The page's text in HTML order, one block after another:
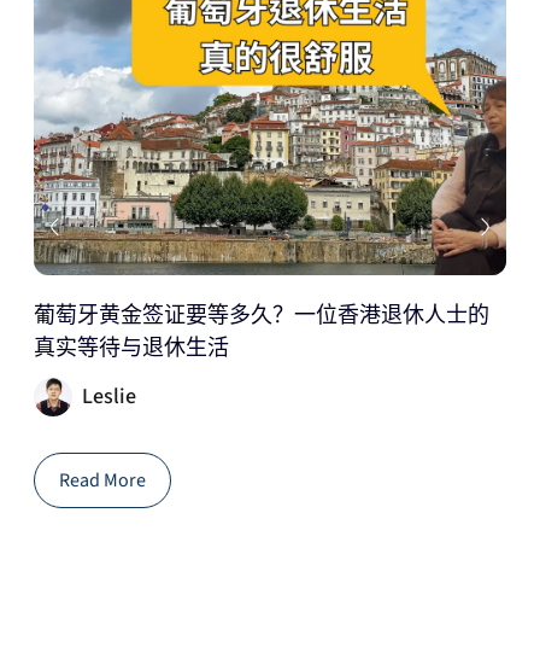
葡萄牙黄金签证要等多久？一位香港退休人士的
真实等待与退休生活
Leslie
Read More